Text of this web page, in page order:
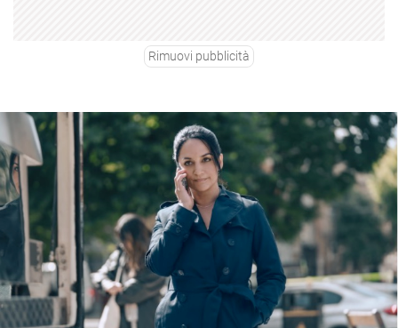
Rimuovi pubblicità